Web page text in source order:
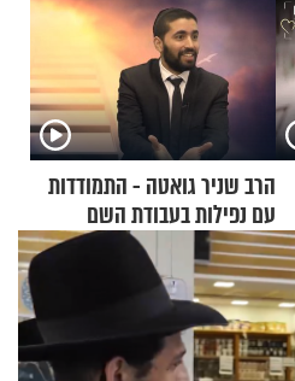
הרב שניר גואטה - התמודדות
עם נפילות בעבודת השם